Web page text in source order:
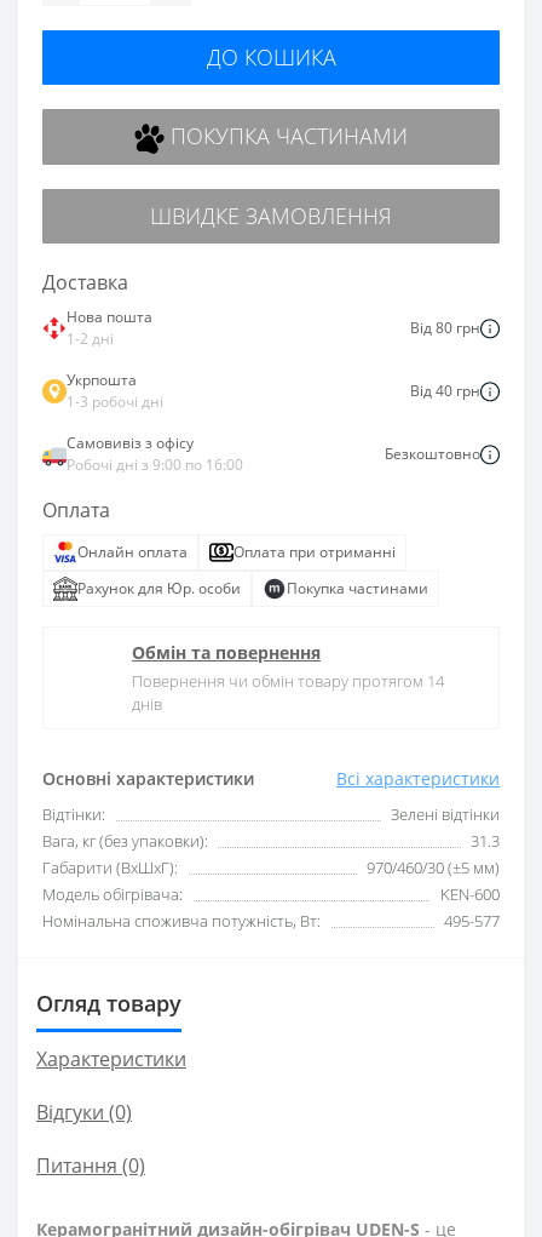
Основні характеристики Всі характеристики
Відтінки:
Зелені відтінки
Вага, кг (без упаковки):
31.3
Габарити (ВхШхГ):
970/460/30 (±5 мм)
Модель обігрівача:
KEN-600
Номінальна споживча потужність, Вт:
495-577
ДО КОШИКА
ПОКУПКА ЧАСТИНАМИ
ШВИДКЕ ЗАМОВЛЕННЯ
Доставка
Нова пошта
1-2 дні
Від 80 грн
Укрпошта
1-3 робочі дні
Від 40 грн
Самовивіз з офісу
Робочі дні з 9:00 по 16:00
Безкоштовно
Оплата
Онлайн оплата
Оплата при отриманні
Рахунок для Юр. особи
Покупка частинами
Обмін та повернення
Повернення чи обмін товару протягом 14
днів
Огляд товару
Характеристики
Відгуки (0)
Питання (0)
Керамогранітний дизайн-обігрівач UDEN-S - це